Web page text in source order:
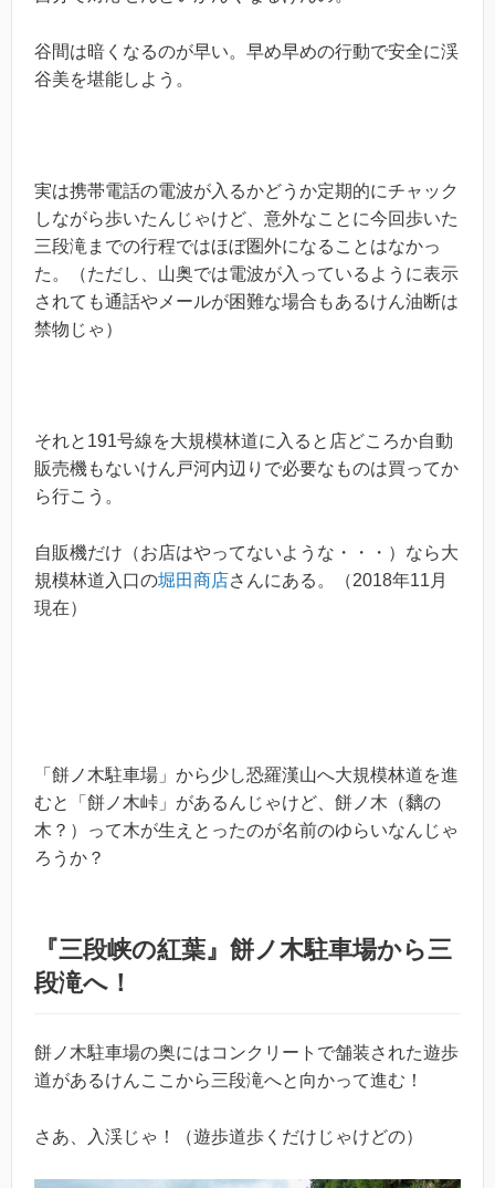
谷間は暗くなるのが早い。早め早めの行動で安全に渓
谷美を堪能しよう。
実は携帯電話の電波が入るかどうか定期的にチャック
しながら歩いたんじゃけど、意外なことに今回歩いた
三段滝までの行程ではほぼ圏外になることはなかっ
た。（ただし、山奥では電波が入っているように表示
されても通話やメールが困難な場合もあるけん油断は
禁物じゃ）
それと191号線を大規模林道に入ると店どころか自動
販売機もないけん戸河内辺りで必要なものは買ってか
ら行こう。
自販機だけ（お店はやってないような・・・）なら大
規模林道入口の堀田商店さんにある。（2018年11月
現在）
「餅ノ木駐車場」から少し恐羅漢山へ大規模林道を進
むと「餅ノ木峠」があるんじゃけど、餅ノ木（黐の
木？）って木が生えとったのが名前のゆらいなんじゃ
ろうか？
『三段峡の紅葉』餅ノ木駐車場から三
段滝へ！
餅ノ木駐車場の奥にはコンクリートで舗装された遊歩
道があるけんここから三段滝へと向かって進む！
さあ、入渓じゃ！（遊歩道歩くだけじゃけどの）